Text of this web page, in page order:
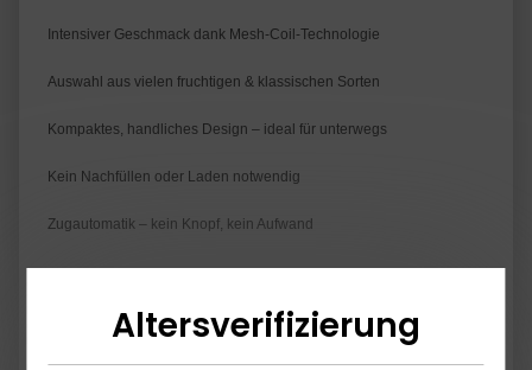
Intensiver Geschmack dank Mesh-Coil-Technologie
Auswahl aus vielen fruchtigen & klassischen Sorten
Kompaktes, handliches Design – ideal für unterwegs
Kein Nachfüllen oder Laden notwendig
Zugautomatik – kein Knopf, kein Aufwand
2% Nikotin pro PodAltersverifizierung